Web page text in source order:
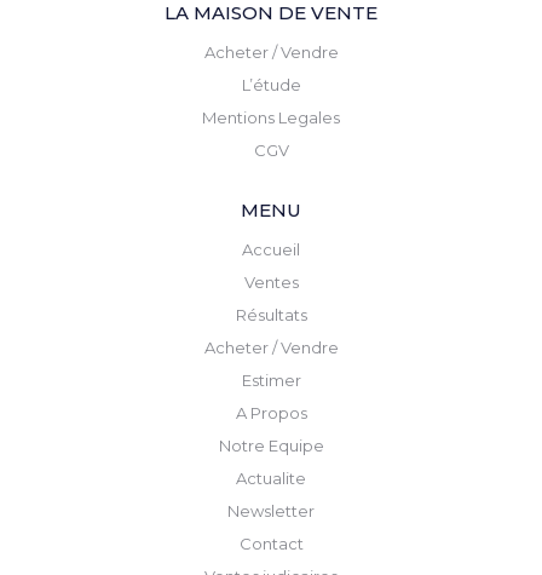
LA MAISON DE VENTE
Acheter / Vendre
L’étude
Mentions Legales
CGV
MENU
Accueil
Ventes
Résultats
Acheter / Vendre
Estimer
A Propos
Notre Equipe
Actualite
Newsletter
Contact